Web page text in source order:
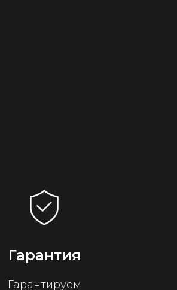
Гарантия
Гарантируем